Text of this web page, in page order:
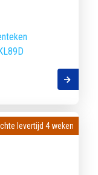
levertijd 4 weken
levertijd 4 weken